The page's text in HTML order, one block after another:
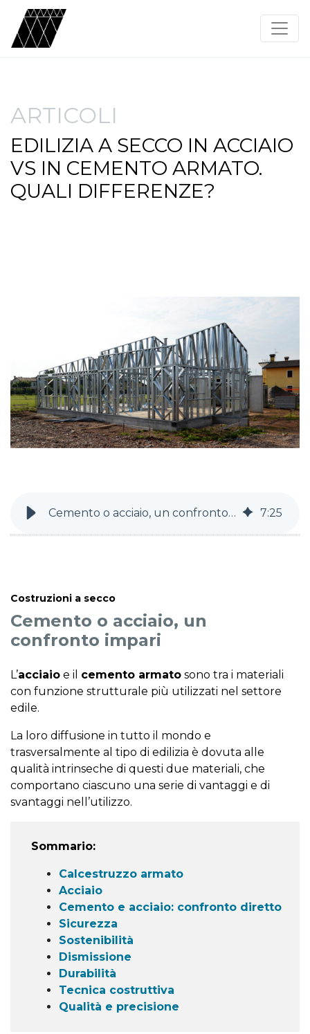
ARTICOLI
EDILIZIA A SECCO IN ACCIAIO
VS IN CEMENTO ARMATO.
QUALI DIFFERENZE?
Cemento o acciaio, un confronto impari 7:25
Costruzioni a secco
Cemento o acciaio, un
confronto impari
L’acciaio e il cemento armato sono tra i materiali
con funzione strutturale più utilizzati nel settore
edile.
La loro diffusione in tutto il mondo e
trasversalmente al tipo di edilizia è dovuta alle
qualità intrinseche di questi due materiali, che
comportano ciascuno una serie di vantaggi e di
svantaggi nell’utilizzo.
Sommario:
Calcestruzzo armato
Acciaio
Cemento e acciaio: confronto diretto
Sicurezza
Sostenibilità
Dismissione
Durabilità
Tecnica costruttiva
Qualità e precisione